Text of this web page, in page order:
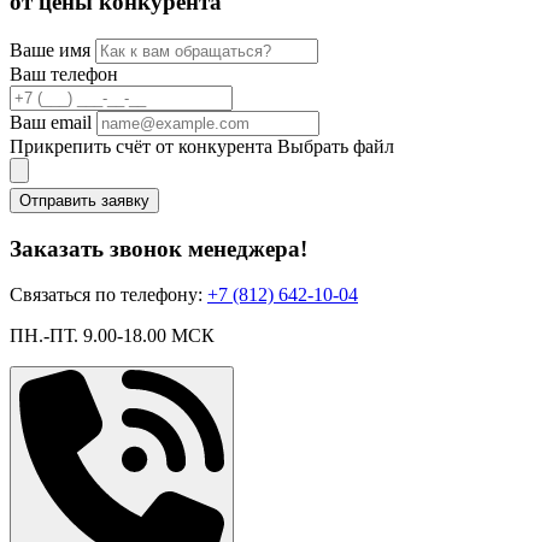
Ваше имя
Ваш телефон
Ваш email
Прикрепить счёт от конкурента Выбрать файл
Отправить заявку
Заказать звонок менеджера!
Связаться по телефону: +7 (812) 642-10-04
ПН.-ПТ. 9.00-18.00 МСК